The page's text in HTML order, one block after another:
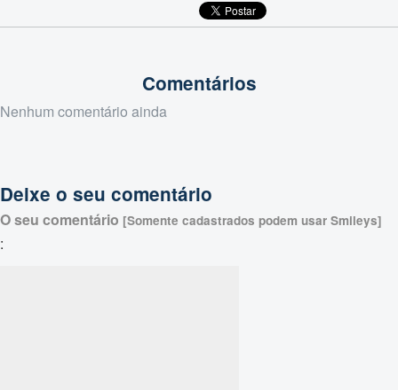
Comentários
Nenhum comentário ainda
Deixe o seu comentário
O seu comentário [Somente cadastrados podem usar Smileys]
: